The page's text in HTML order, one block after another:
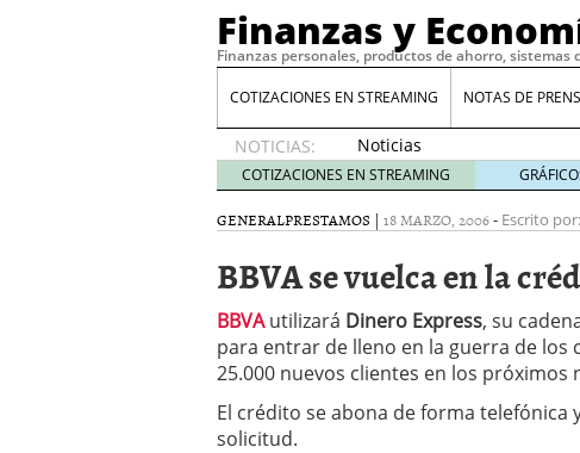
Finanzas y
Finanzas personales, productos de ahorro, sistemas
COTIZACIONES EN STREAMING NOTAS DE
NOTICIAS:
Noticias
de XRP
por qué
las
whales
suelen
llegar
tarde 16
de abril
de 2026
Comparativa Costes vs
COTIZACIONES EN STREAMING
GENERALPRESTAMOS | 18 MARZO, 2006- Escrito por:
BBVA se vuelca en la
BBVAutilizará Dinero Express, su
para entrar de lleno en la guerra de
25.000 nuevos clientes en los próximos
El crédito se abona de forma telefónica
solicitud.